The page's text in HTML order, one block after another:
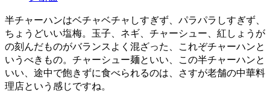
半チャーハンはベチャベチャしすぎず、パラパラしすぎず、
ちょうどいい塩梅。玉子、ネギ、チャーシュー、紅しょうが
の刻んだものがバランスよく混ざった、これぞチャーハンと
いうべきもの。チャーシュー麺といい、この半チャーハンと
いい、途中で飽きずに食べられるのは、さすが老舗の中華料
理店という感じですね。